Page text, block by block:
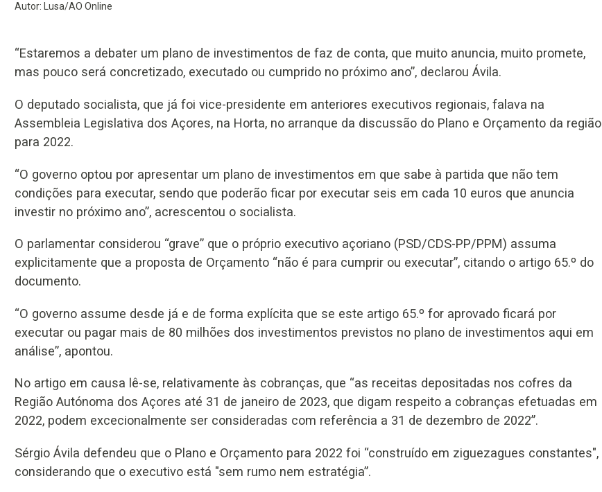
Autor: Lusa/AO Online
“Estaremos a debater um plano de investimentos de faz de conta, que muito anuncia, muito promete,
mas pouco será concretizado, executado ou cumprido no próximo ano”, declarou Ávila.
O deputado socialista, que já foi vice-presidente em anteriores executivos regionais, falava na
Assembleia Legislativa dos Açores, na Horta, no arranque da discussão do Plano e Orçamento da região
para 2022.
“O governo optou por apresentar um plano de investimentos em que sabe à partida que não tem
condições para executar, sendo que poderão ficar por executar seis em cada 10 euros que anuncia
investir no próximo ano”, acrescentou o socialista.
O parlamentar considerou “grave” que o próprio executivo açoriano (PSD/CDS-PP/PPM) assuma
explicitamente que a proposta de Orçamento “não é para cumprir ou executar”, citando o artigo 65.º do
documento.
“O governo assume desde já e de forma explícita que se este artigo 65.º for aprovado ficará por
executar ou pagar mais de 80 milhões dos investimentos previstos no plano de investimentos aqui em
análise”, apontou.
No artigo em causa lê-se, relativamente às cobranças, que “as receitas depositadas nos cofres da
Região Autónoma dos Açores até 31 de janeiro de 2023, que digam respeito a cobranças efetuadas em
2022, podem excecionalmente ser consideradas com referência a 31 de dezembro de 2022”.
Sérgio Ávila defendeu que o Plano e Orçamento para 2022 foi “construído em ziguezagues constantes",
considerando que o executivo está "sem rumo nem estratégia”.